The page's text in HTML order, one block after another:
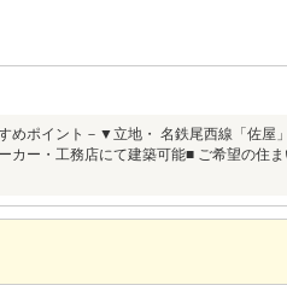
めポイント－▼立地・ 名鉄尾西線「佐
カー・工務店にて建築可能■ ご希望の